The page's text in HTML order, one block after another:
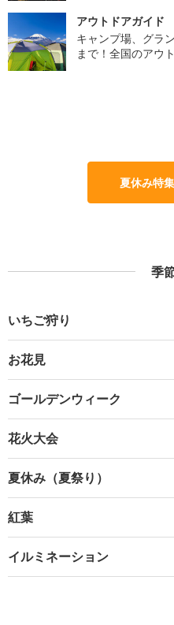
アウトドアガイド
キャンプ場、グラ
まで！全国のアウ
夏休み特
季
いちご狩り
お花見
ゴールデンウィーク
花火大会
夏休み（夏祭り）
紅葉
イルミネーション